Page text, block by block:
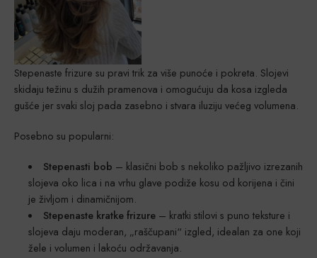
Stepenaste frizure su pravi trik za više punoće i pokreta. Slojevi
skidaju težinu s dužih pramenova i omogućuju da kosa izgleda
gušće jer svaki sloj pada zasebno i stvara iluziju većeg volumena.
Posebno su popularni:
Stepenasti bob – klasični bob s nekoliko pažljivo izrezanih
slojeva oko lica i na vrhu glave podiže kosu od korijena i čini
je življom i dinamičnijom.
Stepenaste kratke frizure– kratki stilovi s puno teksture i
slojeva daju moderan, „raščupani“ izgled, idealan za one koji
žele i volumen i lakoću održavanja.